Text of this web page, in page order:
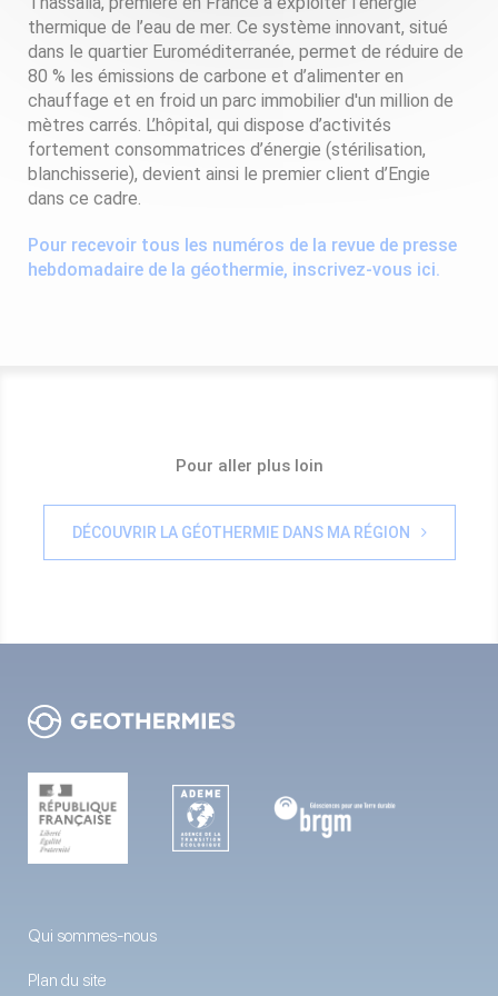
thermique de l’eau de mer. Ce système innovant, situé
dans le quartier Euroméditerranée, permet de réduire de
80 % les émissions de carbone et d’alimenter en
chauffage et en froid un parc immobilier d'un million de
mètres carrés. L’hôpital, qui dispose d’activités
fortement consommatrices d’énergie (stérilisation,
blanchisserie), devient ainsi le premier client d’Engie
dans ce cadre.
Pour recevoir tous les numéros de la revue de presse
hebdomadaire de la géothermie, inscrivez-vous ici.
Pour aller plus loin
DÉCOUVRIR LA GÉOTHERMIE DANS MA RÉGION
Qui sommes-nous
Plan du site